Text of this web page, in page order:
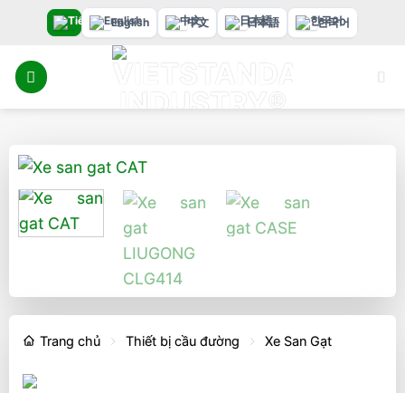
nội
dung
English 中文 日本語 한국어
Trang chủ Thiết bị cầu đường Xe San Gạt